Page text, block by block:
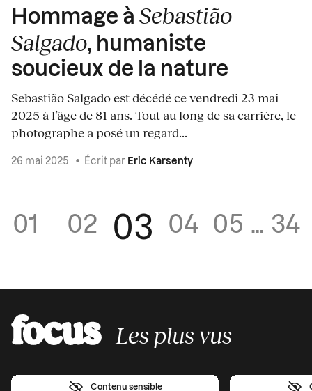
Hommage à Sebastião
Salgado, humaniste
soucieux de la nature
Sebastião Salgado est décédé ce vendredi 23 mai
2025 à l’âge de 81 ans. Tout au long de sa carrière, le
photographe a posé un regard...
26 mai 2025 • Écrit par Eric Karsenty
01 02 03 04 05 … 34
Les plus vus
Contenu sensible